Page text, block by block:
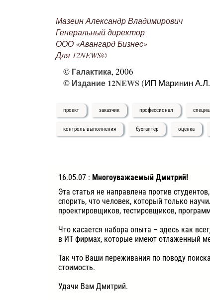
Мазеин Александр Владимирович
Генеральный директор
ООО «Авангард Бизнес»
Для 12NEWS©
© Галактика, 2006
© Издание 12NEWS (ИП Маринин
проект заказчик профессионал
контроль выполнения бухгалтер оценка
16.05.07 : Многоуважаемый Дмитрий!
Эта статья не направлена против
спорить, что человек, который только
проектировщиков, тестировщиков,
Что касается набора опыта – здесь как
в ИТ фирмах, которые имеют отлаженный
Так что Ваши переживания по поводу
стоимость.
Удачи Вам Дмитрий.